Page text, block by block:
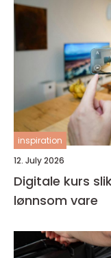
inspiration
12. July 2026
Digitale kurs slik kan kunnskap bli en
lønnsom vare